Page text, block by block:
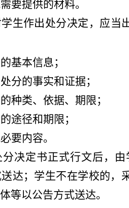
要提供的材料。
生作出处分决定，应当
基本信息；
分的事实和证据；
种类、依据、期限；
途径和期限；
要内容。
分决定书正式行文后，
达；学生不在学校的，
等以公告方式送达。